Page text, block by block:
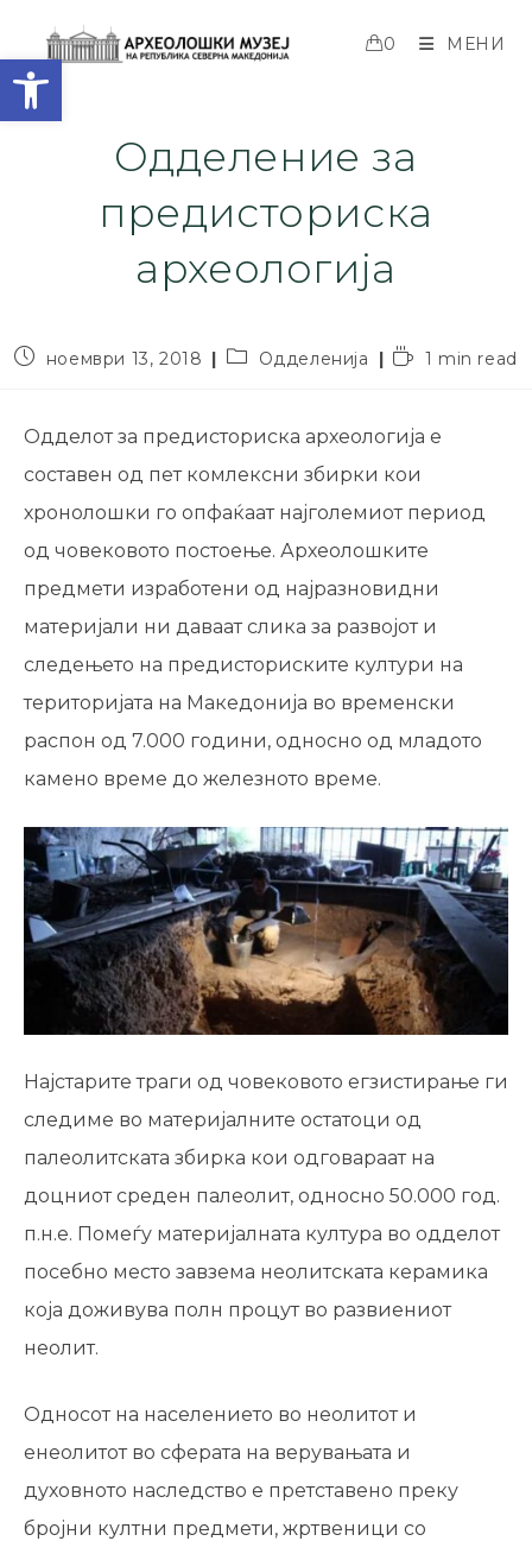
Open toolbar
0 МЕНИ
Одделение за
предисториска
археологија
ноември 13, 2018 Одделенија 1 min read
Одделот за предисториска археологија е
составен од пет комлексни збирки кои
хронолошки го опфаќаат најголемиот период
од човековото постоење. Археолошките
предмети изработени од најразновидни
материјали ни даваат слика за развојот и
следењето на предисториските култури на
територијата на Македонија во временски
распон од 7.000 години, односно од младото
камено време до железното време.
Најстарите траги од човековото егзистирање ги
следиме во материјалните остатоци од
палеолитската збирка кои одговараат на
доцниот среден палеолит, односно 50.000 год.
п.н.е. Помеѓу материјалната култура во одделот
посебно место завзема неолитската керамика
која доживува полн процут во развиениот
неолит.
Односот на населението во неолитот и
енеолитот во сферата на верувањата и
духовното наследство е претставено преку
бројни култни предмети, жртвеници со